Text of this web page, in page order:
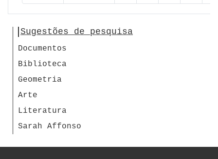
Sugestões de pesquisa
Documentos
Biblioteca
Geometria
Arte
Literatura
Sarah Affonso